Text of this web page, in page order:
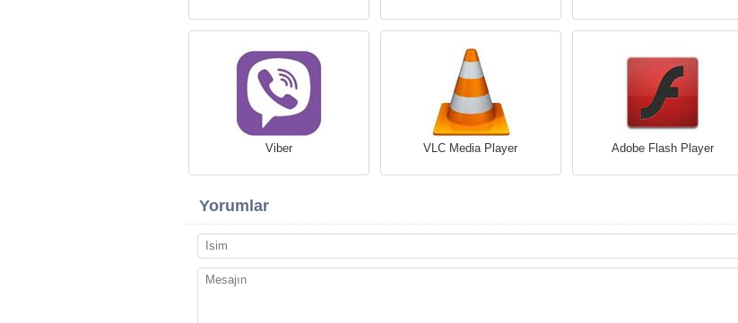
Viber VLC Media Player Adobe Flash Player
Yorumlar